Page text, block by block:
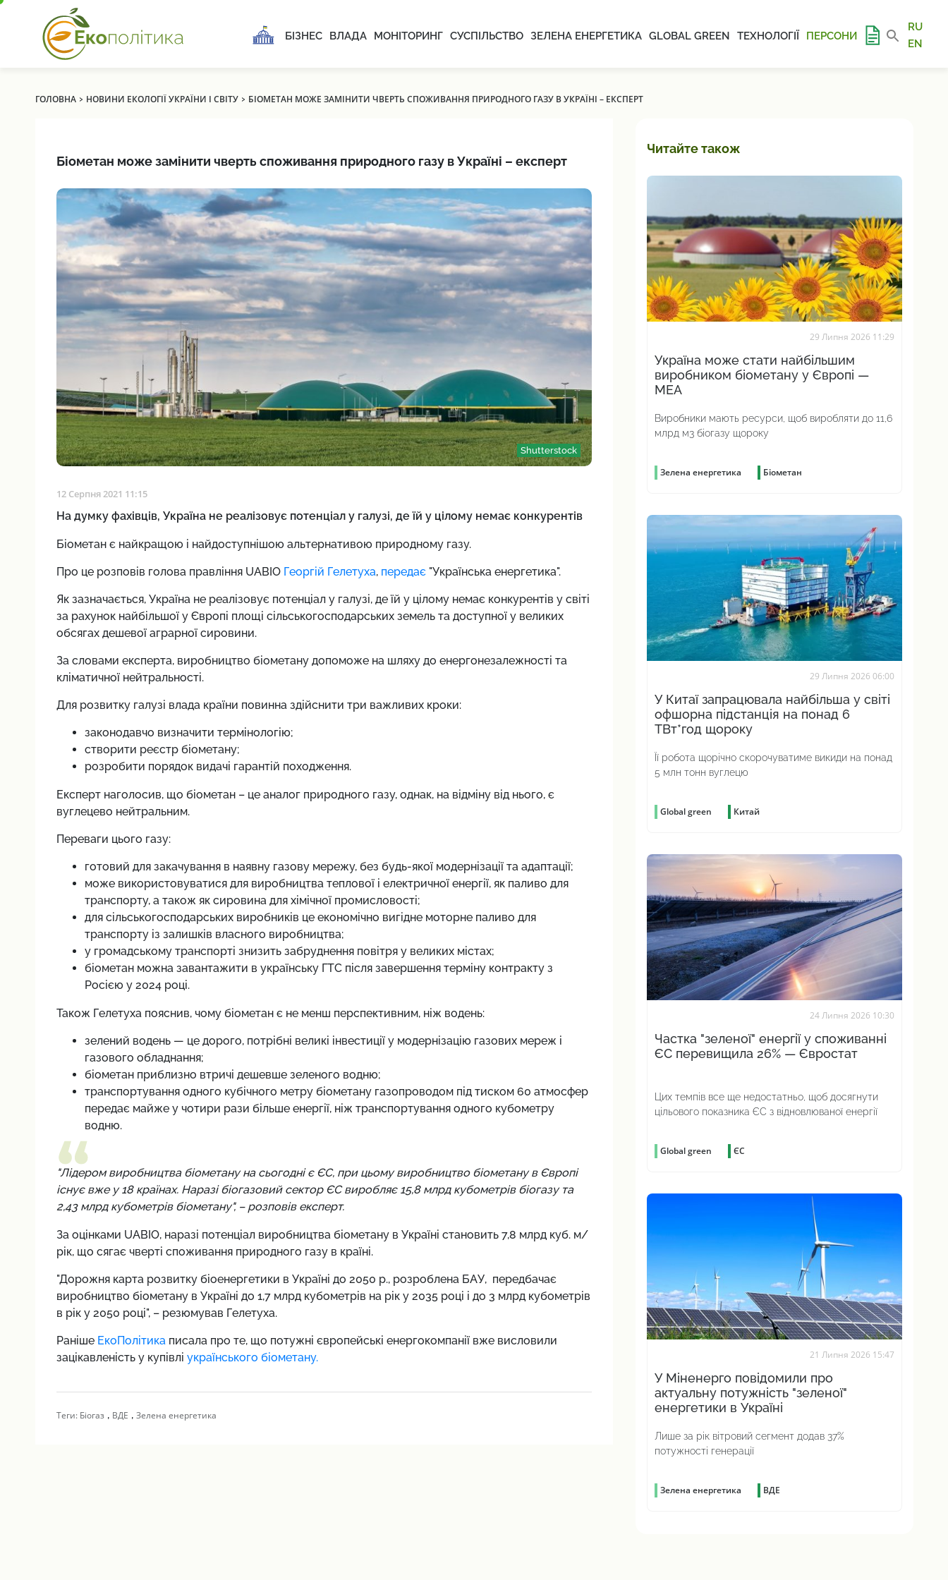
БІЗНЕС ВЛАДА МОНІТОРИНГ СУСПІЛЬСТВО ЗЕЛЕНА ЕНЕРГЕТИКА GLOBAL GREEN ТЕХНОЛОГІЇ ПЕРСОНИ
RU
EN
ГОЛОВНА› НОВИНИ ЕКОЛОГІЇ УКРАЇНИ І СВІТУ› БІОМЕТАН МОЖЕ ЗАМІНИТИ ЧВЕРТЬ СПОЖИВАННЯ ПРИРОДНОГО ГАЗУ В УКРАЇНІ – ЕКСПЕРТ
Біометан може замінити чверть споживання природного газу в Україні – експерт
Shutterstock
12 Серпня 2021 11:15
На думку фахівців, Україна не реалізовує потенціал у галузі, де їй у цілому немає конкурентів
Біометан є найкращою і найдоступнішою альтернативою природному газу.
Про це розповів голова правління UABIO Георгій Гелетуха, передає"Українська енергетика".
Як зазначається, Україна не реалізовує потенціал у галузі, де їй у цілому немає конкурентів у світі
за рахунок найбільшої у Європі площі сільськогосподарських земель та доступної у великих
обсягах дешевої аграрної сировини.
За словами експерта, виробництво біометану допоможе на шляху до енергонезалежності та
кліматичної нейтральності.
Для розвитку галузі влада країни повинна здійснити три важливих кроки:
законодавчо визначити термінологію;
створити реєстр біометану;
розробити порядок видачі гарантій походження.
Експерт наголосив, що біометан – це аналог природного газу, однак, на відміну від нього, є
вуглецево нейтральним.
Переваги цього газу:
готовий для закачування в наявну газову мережу, без будь-якої модернізації та адаптації;
може використовуватися для виробництва теплової і електричної енергії, як паливо для
транспорту, а також як сировина для хімічної промисловості;
для сільськогосподарських виробників це економічно вигідне моторне паливо для
транспорту із залишків власного виробництва;
у громадському транспорті знизить забруднення повітря у великих містах;
біометан можна завантажити в українську ГТС після завершення терміну контракту з
Росією у 2024 році.
Також Гелетуха пояснив, чому біометан є не менш перспективним, ніж водень:
зелений водень — це дорого, потрібні великі інвестиції у модернізацію газових мереж і
газового обладнання;
біометан приблизно втричі дешевше зеленого водню;
транспортування одного кубічного метру біометану газопроводом під тиском 60 атмосфер
передає майже у чотири рази більше енергії, ніж транспортування одного кубометру
водню.
"Лідером виробництва біометану на сьогодні є ЄС, при цьому виробництво біометану в Європі
існує вже у 18 країнах. Наразі біогазовий сектор ЄС виробляє 15,8 млрд кубометрів біогазу та
2,43 млрд кубометрів біометану", – розповів експерт.
За оцінками UABIO, наразі потенціал виробництва біометану в Україні становить 7,8 млрд куб. м/
рік, що сягає чверті споживання природного газу в країні.
"Дорожня карта розвитку біоенергетики в Україні до 2050 р., розроблена БАУ, передбачає
виробництво біометану в Україні до 1,7 млрд кубометрів на рік у 2035 році і до 3 млрд кубометрів
в рік у 2050 році", – резюмував Гелетуха.
Раніше ЕкоПолітикаписала про те, що потужні європейські енергокомпанії вже висловили
зацікавленість у купівлі українського біометану.
Теги: Біогаз , ВДЕ , Зелена енергетика
Читайте також
29 Липня 2026 11:29
Україна може стати найбільшим
виробником біометану у Європі —
МЕА
Виробники мають ресурси, щоб виробляти до 11,6
млрд м3 біогазу щороку
Зелена енергетика Біометан
29 Липня 2026 06:00
У Китаї запрацювала найбільша у світі
офшорна підстанція на понад 6
ТВт*год щороку
Її робота щорічно скорочуватиме викиди на понад
5 млн тонн вуглецю
Global green Китай
24 Липня 2026 10:30
Частка "зеленої" енергії у споживанні
ЄС перевищила 26% — Євростат
Цих темпів все ще недостатньо, щоб досягнути
цільового показника ЄС з відновлюваної енергії
Global green ЄС
21 Липня 2026 15:47
У Міненерго повідомили про
актуальну потужність "зеленої"
енергетики в Україні
Лише за рік вітровий сегмент додав 37%
потужності генерації
Зелена енергетика ВДЕ